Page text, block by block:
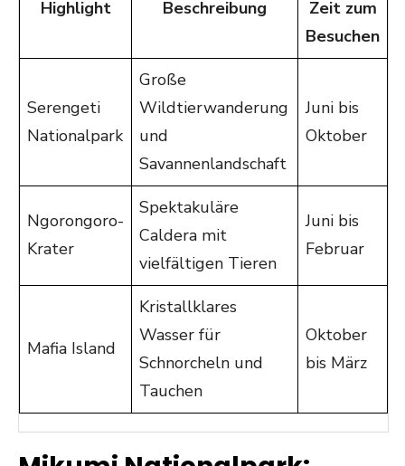
Highlight Beschreibung
Zeit zum
Besuchen
Serengeti
Nationalpark
Große
Wildtierwanderung
und
Savannenlandschaft
Juni bis
Oktober
Ngorongoro-
Krater
Spektakuläre
Caldera mit
vielfältigen Tieren
Juni bis
Februar
Mafia Island
Kristallklares
Wasser für
Schnorcheln und
Tauchen
Oktober
bis März